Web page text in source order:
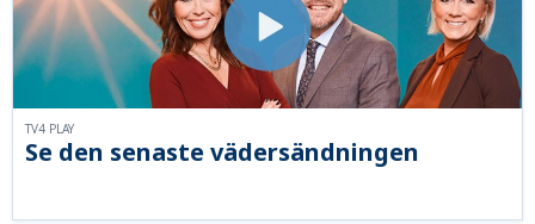
Se den senaste vädersändningen
TV4 PLAY